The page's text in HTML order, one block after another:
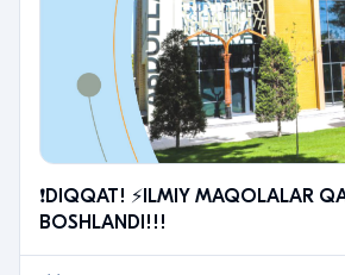
❗️DIQQAT! ⚡️ILMIY MAQOLALAR
BOSHLANDI!!!